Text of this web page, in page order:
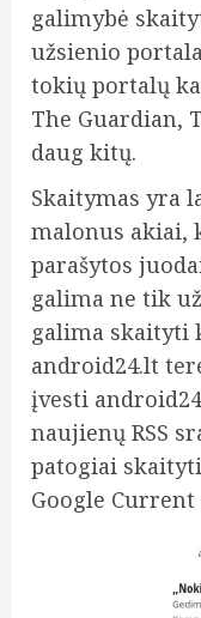
galimybė
užsienio
tokių portalų
The Guardian,
daug kitų.
Skaitymas yra
malonus akiai,
parašytos
galima ne tik
galima skaityti
android24.lt
įvesti
naujienų RSS
patogiai
Google